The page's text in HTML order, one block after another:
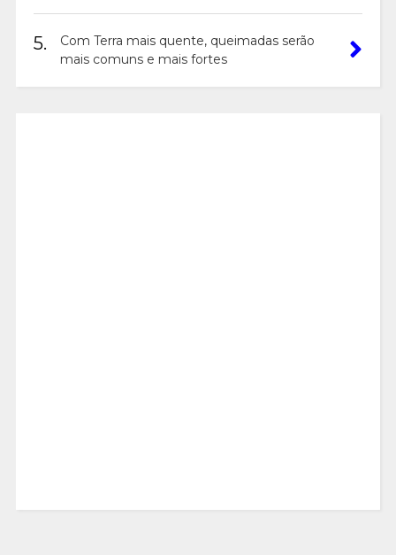
5.
Com Terra mais quente, queimadas serão
mais comuns e mais fortes